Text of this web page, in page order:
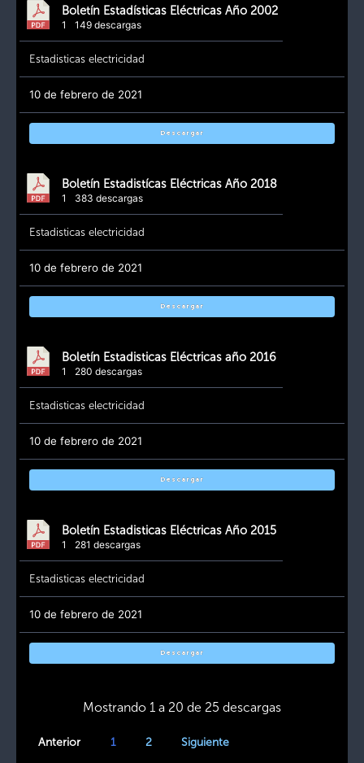
Boletín Estadísticas Eléctricas Año 2002
1 149 descargas
Estadisticas electricidad
10 de febrero de 2021
Descargar
Boletín Estadistícas Eléctricas Año 2018
1 383 descargas
Estadisticas electricidad
10 de febrero de 2021
Descargar
Boletín Estadisticas Eléctricas año 2016
1 280 descargas
Estadisticas electricidad
10 de febrero de 2021
Descargar
Boletín Estadisticas Eléctricas Año 2015
1 281 descargas
Estadisticas electricidad
10 de febrero de 2021
Descargar
Mostrando 1 a 20 de 25 descargas
Anterior 1 2 Siguiente